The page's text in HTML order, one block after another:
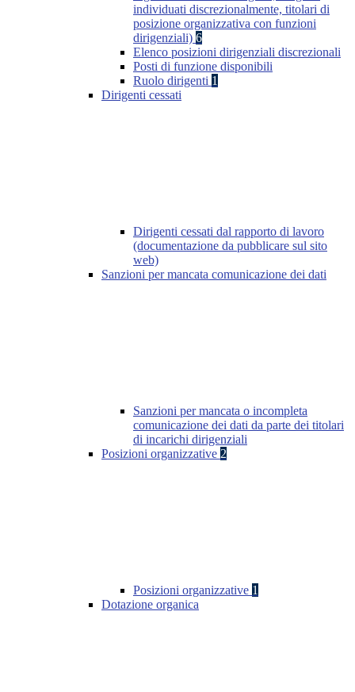
individuati discrezionalmente, titolari di
posizione organizzativa con funzioni
dirigenziali) 6
Elenco posizioni dirigenziali discrezionali
Posti di funzione disponibili
Ruolo dirigenti 1
Dirigenti cessati
Dirigenti cessati dal rapporto di lavoro
(documentazione da pubblicare sul sito
web)
Sanzioni per mancata comunicazione dei dati
Sanzioni per mancata o incompleta
comunicazione dei dati da parte dei titolari
di incarichi dirigenziali
Posizioni organizzative 2
Posizioni organizzative 1
Dotazione organica